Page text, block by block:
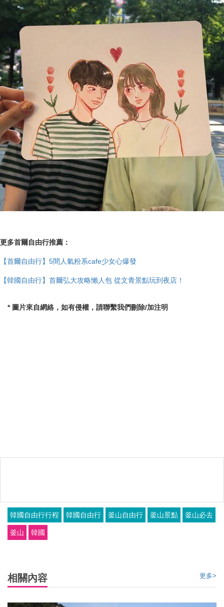
更多首爾自由行推薦：
【首爾自由行】5間人氣粉系cafe少女心爆發
【韓國自由行】首爾弘大攻略懶人包 從文青景點玩到夜店！
* 圖片來自網絡，如有侵權，請聯繫我們刪除/加注明
韓國自由行行程 韓國自由行 釜山自由行 釜山景點 釜山必去
釜山 韓國
相關內容 更多>